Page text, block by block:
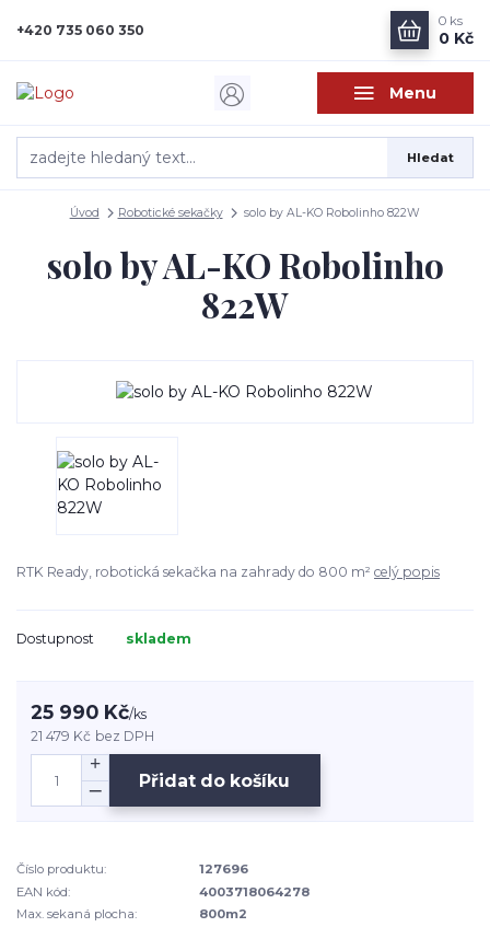
Menu
Hledat
+420 735 060 350
0 ks
0 Kč
Úvod Robotické sekačky solo by AL-KO Robolinho 822W
solo by AL-KO Robolinho
822W
RTK Ready, robotická sekačka na zahrady do 800 m² celý popis
Dostupnost skladem
25 990 Kč/ks
21 479 Kč bez DPH
Přidat do košíku
Číslo produktu:
127696
EAN kód:
4003718064278
Max. sekaná plocha:
800m2